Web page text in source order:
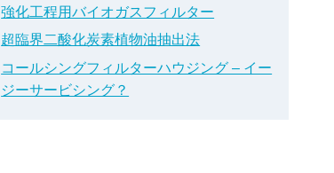
強化工程用バイオガスフィルター
超臨界二酸化炭素植物油抽出法
コールシングフィルターハウジング – イー
ジーサービシング？